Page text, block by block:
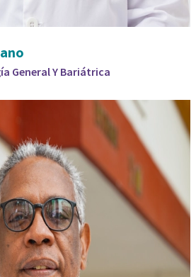
General Y Bariátrica